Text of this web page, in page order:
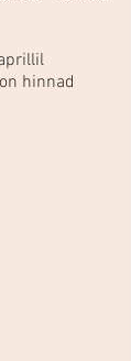
hinnad